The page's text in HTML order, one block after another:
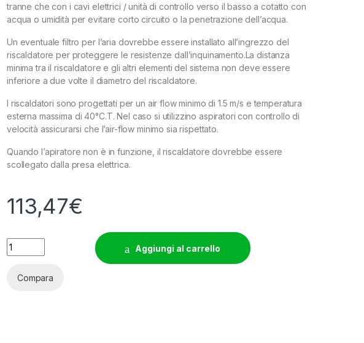
tranne che con i cavi elettrici / unità di controllo verso il basso a cotatto con
acqua o umidità per evitare corto circuito o la penetrazione dell’acqua.
Un eventuale filtro per l’aria dovrebbe essere installato all’ingrezzo del
riscaldatore per proteggere le resistenze dall’inquinamento.La distanza
minima tra il riscaldatore e gli altri elementi del sistema non deve essere
inferiore a due volte il diametro del riscaldatore.
I riscaldatori sono progettati per un air flow minimo di 1.5 m/s e temperatura
esterna massima di 40°C.T. Nel caso si utilizzino aspiratori con controllo di
velocità assicurarsi che l’air-flow minimo sia rispettato.
Quando l’apiratore non è in funzione, il riscaldatore dovrebbe essere
scollegato dalla presa elettrica.
113,47€
VENTS - NK200 - RISCALDATORE D'ARIA DA CONDOTTA - Ø 200 - 1200W quantity
Aggiungi al carrello
Compara